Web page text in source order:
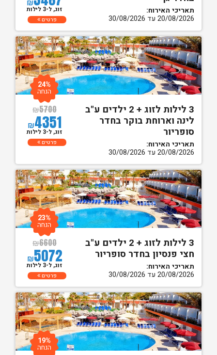
תאריכי האירוח:
20/08/2026 עד 30/08/2026
זוג, ל-3 לילות
פרטים
3 לילות לזוג + 2 ילדים ע"ב
לינה וארוחת בוקר בחדר
סופריור
תאריכי האירוח:
20/08/2026 עד 30/08/2026
₪5700
₪4351
24%
הנחה
זוג, ל-3 לילות
פרטים
3 לילות לזוג + 2 ילדים ע"ב
חצי פנסיון בחדר סופריור
תאריכי האירוח:
20/08/2026 עד 30/08/2026
₪6600
₪5072
23%
הנחה
זוג, ל-3 לילות
פרטים
19%
הנחה